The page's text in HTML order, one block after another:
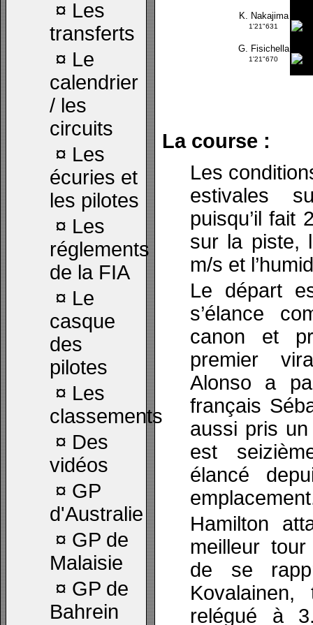
¤ Les
transferts
¤ Le
calendrier
/ les
circuits
¤ Les
écuries et
les pilotes
¤ Les
réglements
de la FIA
¤ Le
casque
des
pilotes
¤ Les
classements
¤ Des
vidéos
¤ GP
d'Australie
¤ GP de
Malaisie
¤ GP de
Bahrein
K. Nakajima
1'21"631
G. Fisichella
1'21"670
La course :
Les
estivales
puisqu’il fait
sur la piste,
m/s et
Le départ
s’élance
canon et
premier
Alonso a
français
aussi pris un
est
élancé
Hamilton
meilleur
de se
relégué à